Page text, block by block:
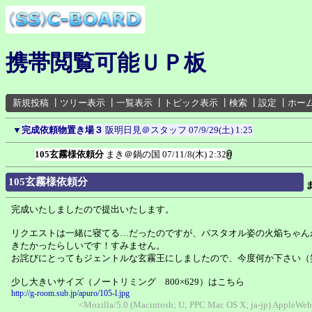
携帯閲覧可能ＵＰ板
新規投稿 ツリー表示 一覧表示 トピック表示 検索 設定 ホー
▼ 完成依頼物置き場３ 阪明日見＠スタッフ 07/9/29(土) 1:25
105玄霧様依頼分 まき＠鍋の国 07/11/8(木) 2:32
105玄霧様依頼分
完成いたしましたので提出いたします。
リクエストは一緒に寝てる…だったのですが、バスタオル姿の火焔ちゃ
きたかったらしいです！すみません。
お詫びにとってもジェントルな玄霧王にしましたので、今度何か下さい（
少し大きいサイズ（ノートリミング 800×629）はこちら
http://g-room.sub.jp/apuro/105-l.jpg
<Mozilla/5.0 (Macintosh; U; PPC Mac OS X; ja-jp)